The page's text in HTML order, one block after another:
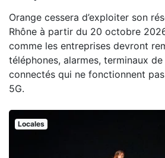
Orange cessera d’exploiter son
Rhône à partir du 20 octobre
comme les entreprises devront
téléphones, alarmes, terminaux
connectés qui ne fonctionnent
5G.
Locales